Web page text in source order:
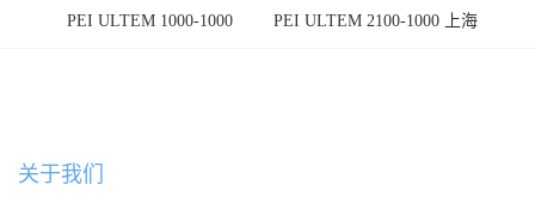
PEI ULTEM 1000-1000
PEI ULTEM 2100-1000 上海
关于我们